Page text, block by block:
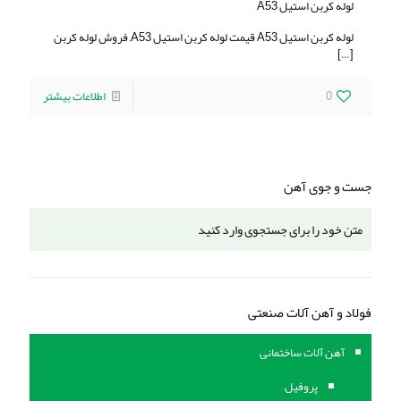
لوله کربن استیل A53
لوله کربن استیل A53 قیمت لوله کربن استیل A53, فروش لوله کربن
[…]
0
اطلاعات بیشتر
جست و جوی آهن
فولاد و آهن آلات صنعتی
آهن آلات ساختمانی
پروفیل